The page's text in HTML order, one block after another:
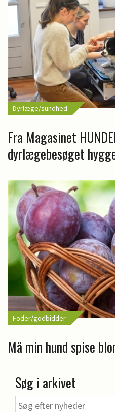
Dyrlæge/sundhed
Fra Magasinet
dyrlægebesøget
Foder/godbidder
Må min hund spise
Søg i arkivet